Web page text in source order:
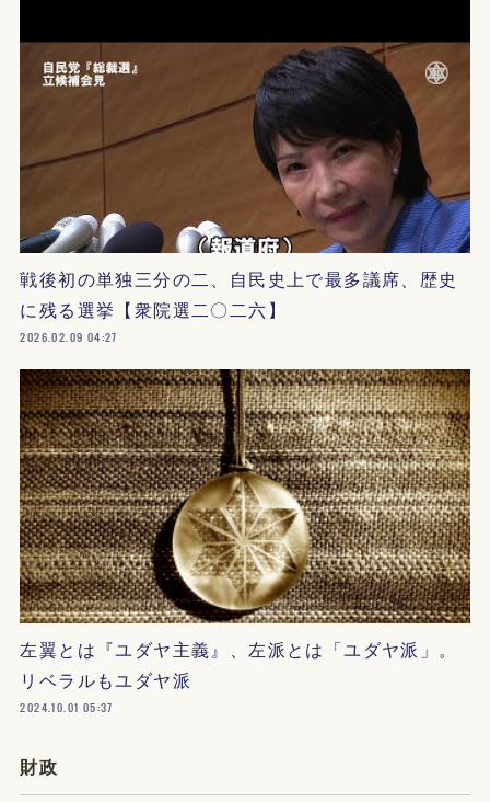
戦後初の単独三分の二、自民史上で最多議席、歴史
に残る選挙【衆院選二〇二六】
2026.02.09 04:27
左翼とは『ユダヤ主義』、左派とは「ユダヤ派」。
リベラルもユダヤ派
2024.10.01 05:37
財政